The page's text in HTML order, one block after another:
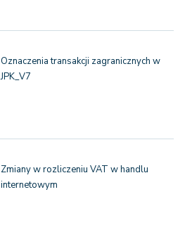
Oznaczenia transakcji zagranicznych w
JPK_V7
Zmiany w rozliczeniu VAT w handlu
internetowym